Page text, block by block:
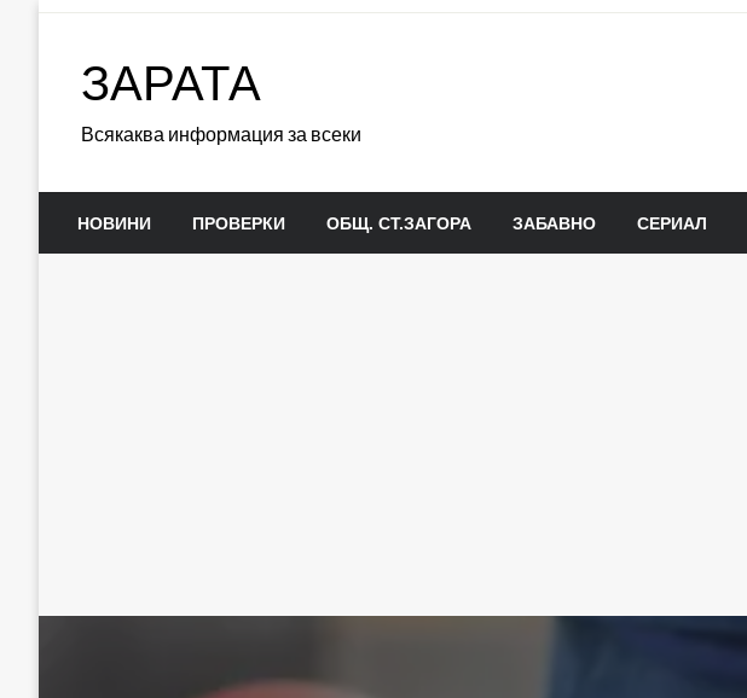
ЗАРАТА
Всякаква информация за всеки
НОВИНИ ПРОВЕРКИ ОБЩ. СТ.ЗАГОРА ЗАБАВНО СЕРИАЛ